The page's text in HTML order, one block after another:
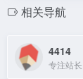
相关导航
4414